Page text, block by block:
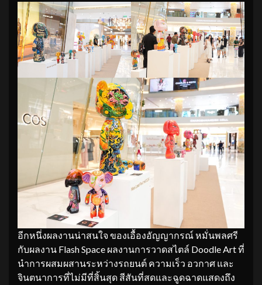
อีกหนึ่งผลงานน่าสนใจ ของเอื้องอัญญากรณ์ หมั่นพลศรี
กับผลงาน Flash Space ผลงานการวาดสไตล์ Doodle Art ที่
นำการผสมผสานระหว่างรถยนต์ ความเร็ว อวกาศ และ
จินตนาการที่ไม่มีที่สิ้นสุด สีสันที่สดและฉูดฉาดแสดงถึง